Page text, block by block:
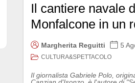
Il cantiere navale
Monfalcone in un
Margherita Reguitti 5
CULTURA&SPETTACOLO
Il giornalista Gabriele Polo,